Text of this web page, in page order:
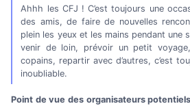
Ahhh les CFJ ! C’est toujours une
des amis, de faire de nouvelles
plein les yeux et les mains pendant une
venir de loin, prévoir un petit
copains, repartir avec d’autres, c’est
inoubliable.
Point de vue des organisateurs